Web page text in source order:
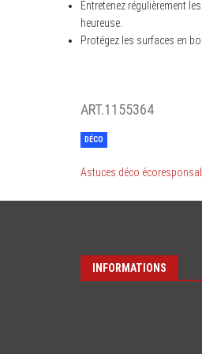
Entretenez régulièrement
heureuse.
Protégez les surfaces en
ART.1155364
DÉCO
Astuces déco
INFORMATIONS